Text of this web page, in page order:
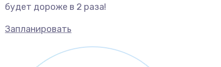
будет дороже в 2 раза!
Запланировать